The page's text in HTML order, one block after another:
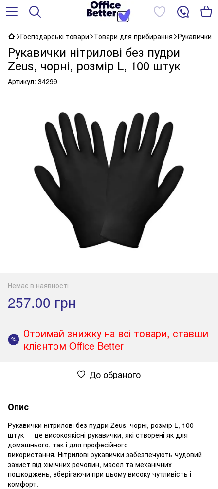
Господарські товари Товари для прибирання Рукавички
Рукавички нітрилові без пудри
Zeus, чорні, розмір L, 100 штук
Артикул: 34299
Немає в наявності
257.00 грн
%
Отримай знижку на всі товари, ставши
клієнтом Office Better
До обраного
Опис
Рукавички нітрилові без пудри Zeus, чорні, розмір L, 100
штук — це високоякісні рукавички, які створені як для
домашнього, так і для професійного
використання. Нітрилові рукавички забезпечують чудовий
захист від хімічних речовин, масел та механічних
пошкоджень, зберігаючи при цьому високу чутливість і
комфорт.